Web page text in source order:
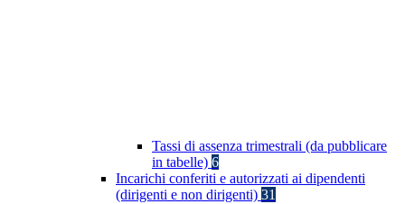
Tassi di assenza trimestrali (da pubblicare
in tabelle) 6
Incarichi conferiti e autorizzati ai dipendenti
(dirigenti e non dirigenti) 31